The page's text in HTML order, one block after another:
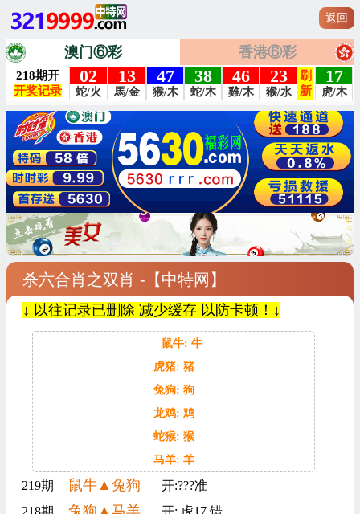
返回
澳门⑥彩 香港⑥彩